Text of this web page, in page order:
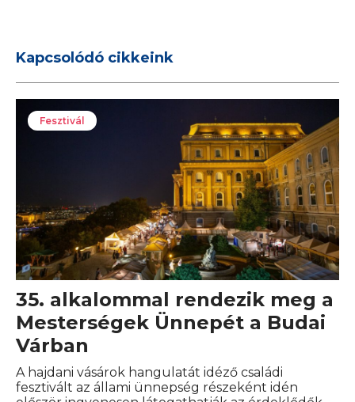
Kapcsolódó cikkeink
Fesztivál
35. alkalommal rendezik meg a
Mesterségek Ünnepét a Budai
Várban
A hajdani vásárok hangulatát idéző családi
fesztivált az állami ünnepség részeként idén